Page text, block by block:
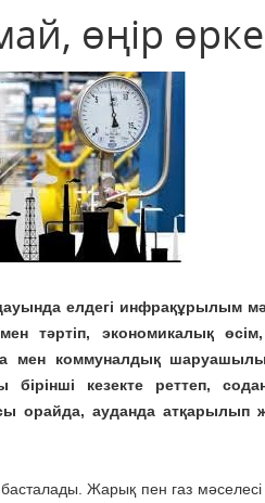
өңір
елдегі инфрақұрылым
тәртіп, экономикалық
мен коммуналдық
кезекте реттеп,
орайда, ауданда атқарылып
Жарық пен газ мәселесі